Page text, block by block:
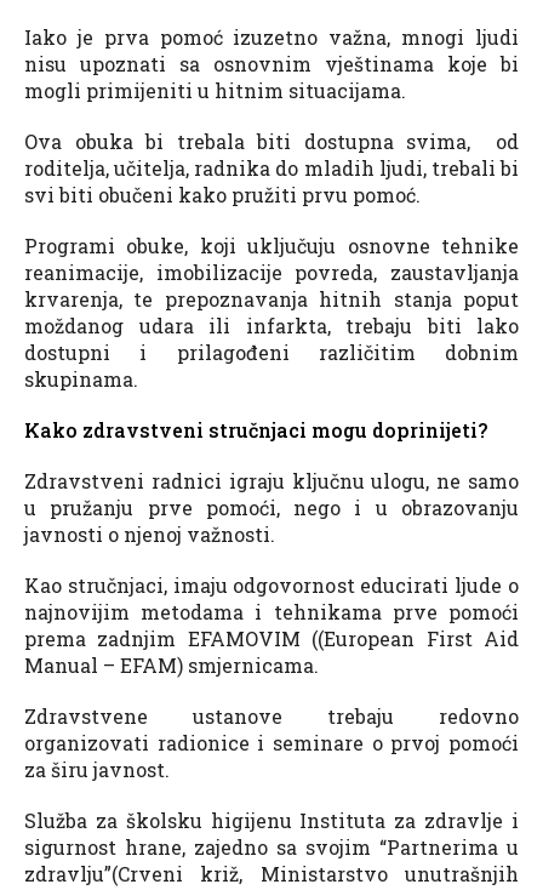
Iako je prva pomoć izuzetno važna, mnogi ljudi
nisu upoznati sa osnovnim vještinama koje bi
mogli primijeniti u hitnim situacijama.
Ova obuka bi trebala biti dostupna svima, od
roditelja, učitelja, radnika do mladih ljudi, trebali bi
svi biti obučeni kako pružiti prvu pomoć.
Programi obuke, koji uključuju osnovne tehnike
reanimacije, imobilizacije povreda, zaustavljanja
krvarenja, te prepoznavanja hitnih stanja poput
moždanog udara ili infarkta, trebaju biti lako
dostupni i prilagođeni različitim dobnim
skupinama.
Kako zdravstveni stručnjaci mogu doprinijeti?
Zdravstveni radnici igraju ključnu ulogu, ne samo
u pružanju prve pomoći, nego i u obrazovanju
javnosti o njenoj važnosti.
Kao stručnjaci, imaju odgovornost educirati ljude o
najnovijim metodama i tehnikama prve pomoći
prema zadnjim EFAMOVIM ((European First Aid
Manual – EFAM) smjernicama.
Zdravstvene ustanove trebaju redovno
organizovati radionice i seminare o prvoj pomoći
za širu javnost.
Služba za školsku higijenu Instituta za zdravlje i
sigurnost hrane, zajedno sa svojim “Partnerima u
zdravlju”(Crveni križ, Ministarstvo unutrašnjih